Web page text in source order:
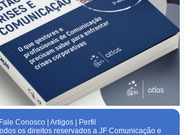
Fale Conosco| Artigos| Perfil
os direitos reservados a JF Comunicação e